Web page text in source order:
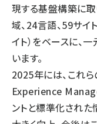
現する基盤構築に取
域、24言語、59サ
イト）をベースに、
います。
2025年には、これ
Experience
ントと標準化され